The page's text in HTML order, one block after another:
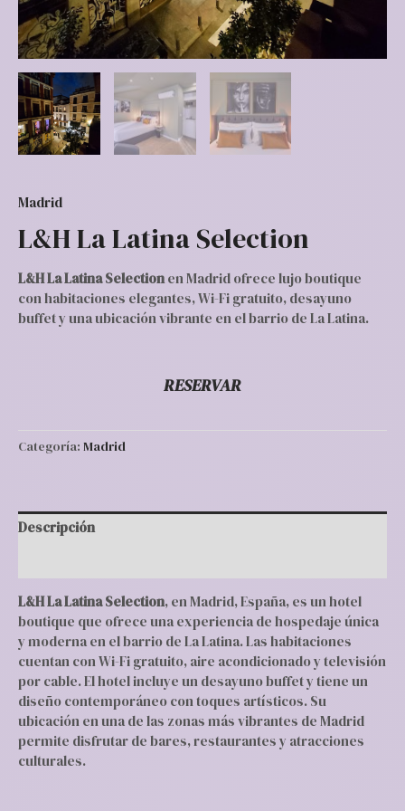
Madrid
L&H La Latina Selection
L&H La Latina Selectionen Madrid ofrece lujo boutique
con habitaciones elegantes, Wi-Fi gratuito, desayuno
buffet y una ubicación vibrante en el barrio de La Latina.
RESERVAR
Categoría: Madrid
Descripción
L&H La Latina Selection, en Madrid, España, es un hotel
boutique que ofrece una experiencia de hospedaje única
y moderna en el barrio de La Latina. Las habitaciones
cuentan con Wi-Fi gratuito, aire acondicionado y televisión
por cable. El hotel incluye un desayuno buffet y tiene un
diseño contemporáneo con toques artísticos. Su
ubicación en una de las zonas más vibrantes de Madrid
permite disfrutar de bares, restaurantes y atracciones
culturales.